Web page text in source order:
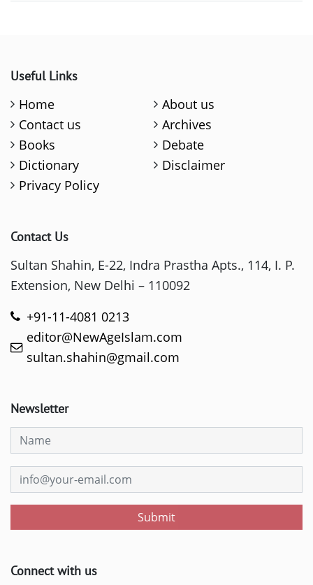
Useful Links
Home
About us
Contact us
Archives
Books
Debate
Dictionary
Disclaimer
Privacy Policy
Contact Us
Sultan Shahin, E-22, Indra Prastha Apts., 114, I. P.
Extension, New Delhi – 110092
+91-11-4081 0213
editor@NewAgeIslam.com
sultan.shahin@gmail.com
Newsletter
Submit
Connect with us